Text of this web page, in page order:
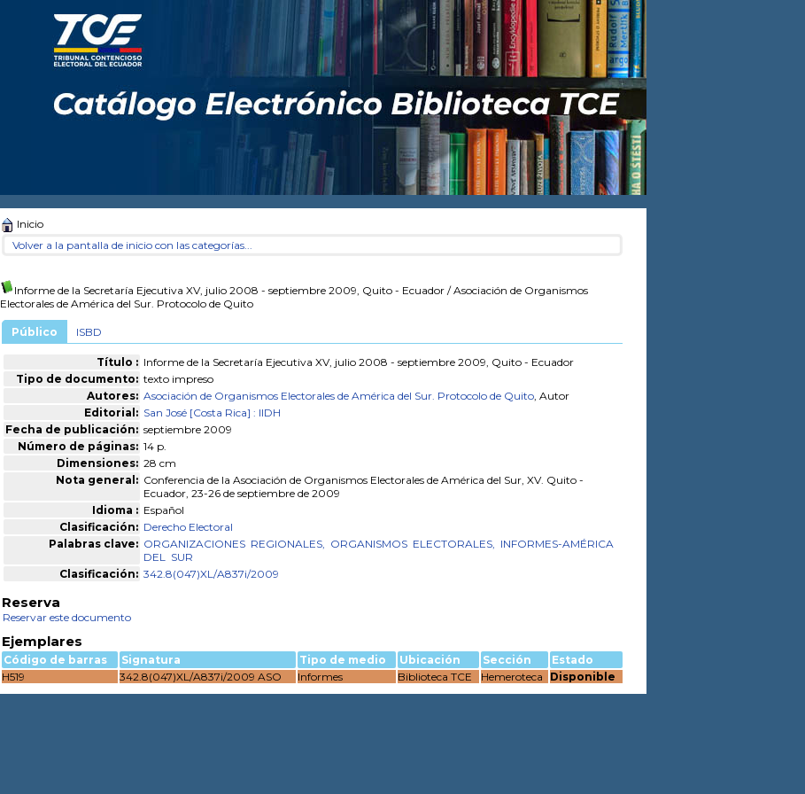
Inicio
Volver a la pantalla de inicio con las categorías...
Informe de la Secretaría Ejecutiva XV, julio 2008 - septiembre 2009, Quito - Ecuador/ Asociación de Organismos
Electorales de América del Sur. Protocolo de Quito
Público ISBD
Título : Informe de la Secretaría Ejecutiva XV, julio 2008 - septiembre 2009, Quito - Ecuador
Tipo de documento: texto impreso
Autores: Asociación de Organismos Electorales de América del Sur. Protocolo de Quito, Autor
Editorial: San José [Costa Rica] : IIDH
Fecha de publicación: septiembre 2009
Número de páginas: 14 p.
Dimensiones: 28 cm
Nota general: Conferencia de la Asociación de Organismos Electorales de América del Sur, XV. Quito -
Ecuador, 23-26 de septiembre de 2009
Idioma : Español
Clasificación: Derecho Electoral
Palabras clave: ORGANIZACIONES REGIONALES, ORGANISMOS ELECTORALES,
INFORMES-AMÉRICA
DEL
SUR
Clasificación: 342.8(047)XL/A837i/2009
Reserva
Reservar este documento
Ejemplares
Código de barras Signatura Tipo de medio Ubicación Sección
Estado
H519
342.8(047)XL/A837i/2009 ASO Informes Biblioteca TCE Hemeroteca Disponible